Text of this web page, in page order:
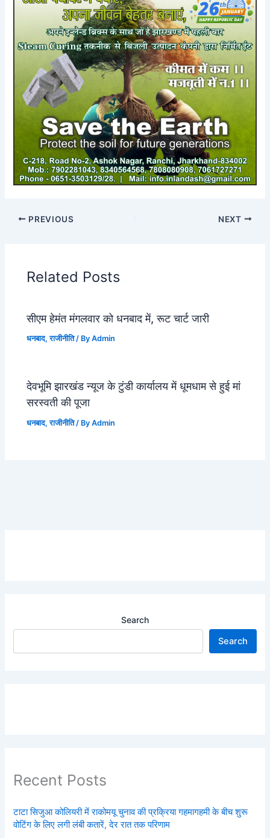
PREVIOUS NEXT
Related Posts
सीएम हेमंत मंगलवार को धनबाद में, रूट चार्ट जारी
धनबाद,राजीनीति/ ByAdmin
देवभूमि झारखंड न्यूज के टुंडी कार्यालय में धूमधाम से हुई मां
सरस्वती की पूजा
धनबाद,राजीनीति/ ByAdmin
Search
Search
Recent Posts
टाटा सिजुआ कोलियरी में राकोमयू चुनाव की प्रक्रिया गहमागहमी के बीच शुरू
वोटिंग के लिए लगी लंबी कतारें, देर रात तक परिणाम